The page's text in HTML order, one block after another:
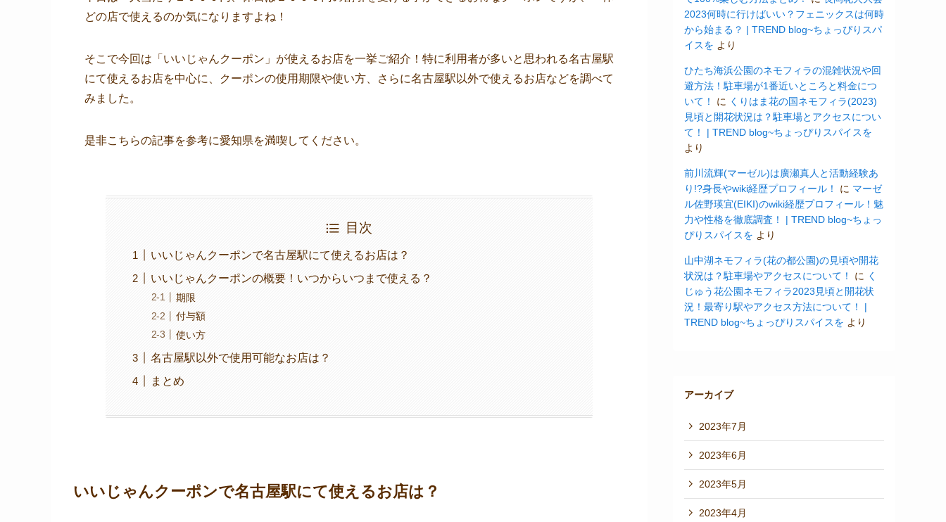
どの店で使えるのか気になりますよね！
そこで今回は「いいじゃんクーポン」が使えるお店を一挙ご紹介！特に利用者が多いと思われる名古屋駅
にて使えるお店を中心に、クーポンの使用期限や使い方、さらに名古屋駅以外で使えるお店などを調べて
みました。
是非こちらの記事を参考に愛知県を満喫してください。
目次
いいじゃんクーポンで名古屋駅にて使えるお店は？
いいじゃんクーポンの概要！いつからいつまで使える？
期限
付与額
使い方
名古屋駅以外で使用可能なお店は？
まとめ
いいじゃんクーポンで名古屋駅にて使えるお店は？
2023何時に行けばいい？フェニックスは何時
から始まる？ | TREND blog~ちょっぴりスパ
イスを より
ひたち海浜公園のネモフィラの混雑状況や回
避方法！駐車場が1番近いところと料金につ
いて！
に くりはま花の国ネモフィラ(2023)
見頃と開花状況は？駐車場とアクセスについ
て！ | TREND blog~ちょっぴりスパイスを
より
前川流輝(マーゼル)は廣瀬真人と活動経験あ
り!?身長やwiki経歴プロフィール！
に マーゼ
ル佐野瑛宜(EIKI)のwiki経歴プロフィール！魅
力や性格を徹底調査！ | TREND blog~ちょっ
ぴりスパイスを より
山中湖ネモフィラ(花の都公園)の見頃や開花
状況は？駐車場やアクセスについて！
に く
じゅう花公園ネモフィラ2023見頃と開花状
況！最寄り駅やアクセス方法について！ |
TREND blog~ちょっぴりスパイスを より
アーカイブ
2023年7月
2023年6月
2023年5月
2023年4月